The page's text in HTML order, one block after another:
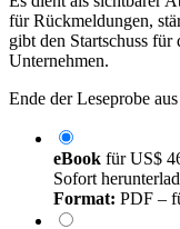
für Rückmeldungen,
gibt den Startschuss
Unternehmen.
Ende der Leseprobe
eBook fürUS$
Sofort
Format: PDF –